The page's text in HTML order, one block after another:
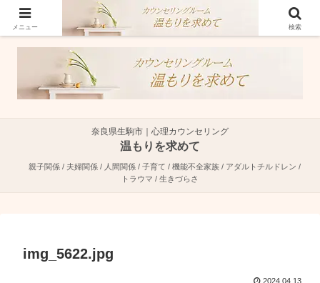
奈良県生駒市で親子関係・夫婦関係・人間関係に特化した心理カウンセラーで
す。
奈良県生駒市｜心理カウンセリング
温もりを求めて
親子関係 / 夫婦関係 / 人間関係 / 子育て / 機能不全家族 / アダルトチルドレン /
トラウマ / 生きづらさ
img_5622.jpg
2024.04.13
メニュー 検索